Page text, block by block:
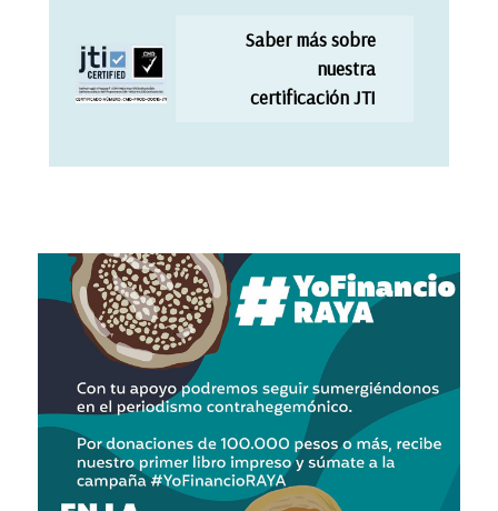
Saber más sobre
nuestra
certificación JTI